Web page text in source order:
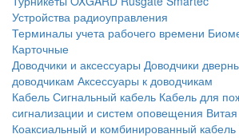
Устройства радиоуправления
Терминалы учета рабочего времени
Карточные
Доводчики и аксессуары Доводчики
доводчикам Аксессуары к доводчикам
Кабель Сигнальный кабель Кабель для
сигнализации и систем оповещения
Коаксиальный и комбинированный кабель